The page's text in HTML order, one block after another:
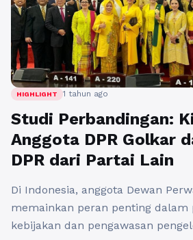
HIGHLIGHT 1 tahun ago
Studi Perbandingan:
Anggota DPR Golkar
DPR dari Partai Lain
Di Indonesia, anggota Dewan
memainkan peran penting dalam
kebijakan dan pengawasan